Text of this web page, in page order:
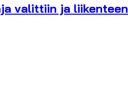
valittiin ja liikenteen